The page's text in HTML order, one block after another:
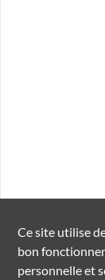
Ce site utilise
bon
personnelle et